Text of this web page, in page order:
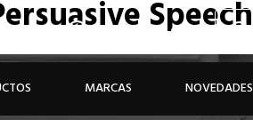
926 81 48 68
MARCAS NOVEDADES
Speech